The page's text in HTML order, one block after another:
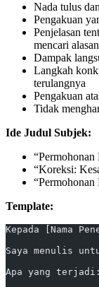
Nada tulus
Pengakuan
Penjelasan
mencari
Dampak
Langkah
terulangnya
Pengakuan
Tidak
Ide Judul Subjek:
“Permohonan
“Koreksi:
“Permohonan
Template:
Kepada [Nama
Saya menulis
Apa yang